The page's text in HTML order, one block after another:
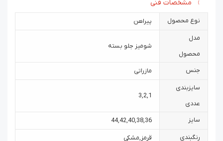
مشخصات فنی
نوع محصول پیراهن
مدل
محصول
شومیز جلو بسته
جنس مازراتی
سایزبندی
عددی
1
,
2
,
3
سایز 36
,
38
,
40
,
42
,
44
رنگبندی قرمز ,مشکی